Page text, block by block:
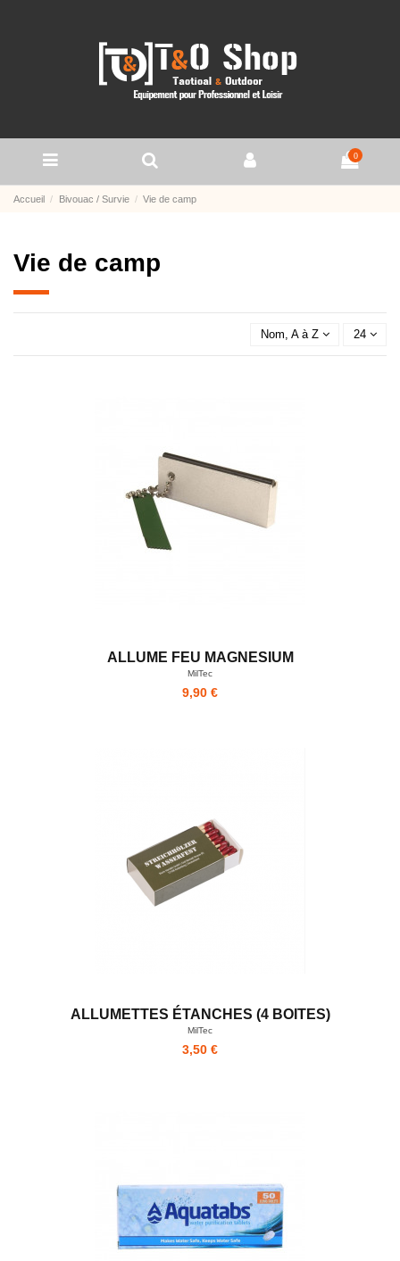
0
Accueil Bivouac / Survie Vie de camp
Vie de camp
Nom, A à Z 24
ALLUME FEU MAGNESIUM
MilTec
9,90 €
ALLUMETTES ÉTANCHES (4 BOITES)
MilTec
3,50 €